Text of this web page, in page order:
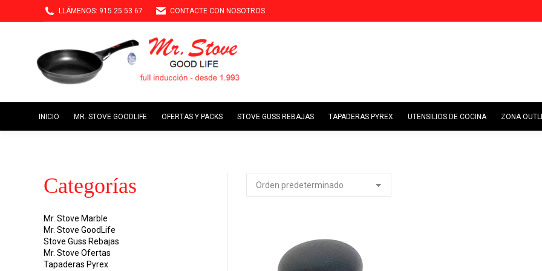
LLÁMENOS: 915 25 53 67 CONTACTE CON NOSOTROS
INICIO MR. STOVE GOODLIFE OFERTAS Y PACKS STOVE GUSS REBAJAS TAPADERAS PYREX UTENSILIOS DE COCINA ZONA
Categorías
Mr. Stove Marble
Mr. Stove GoodLife
Stove Guss Rebajas
Mr. Stove Ofertas
Tapaderas Pyrex
INICIO MR. STOVE GOODLIFE